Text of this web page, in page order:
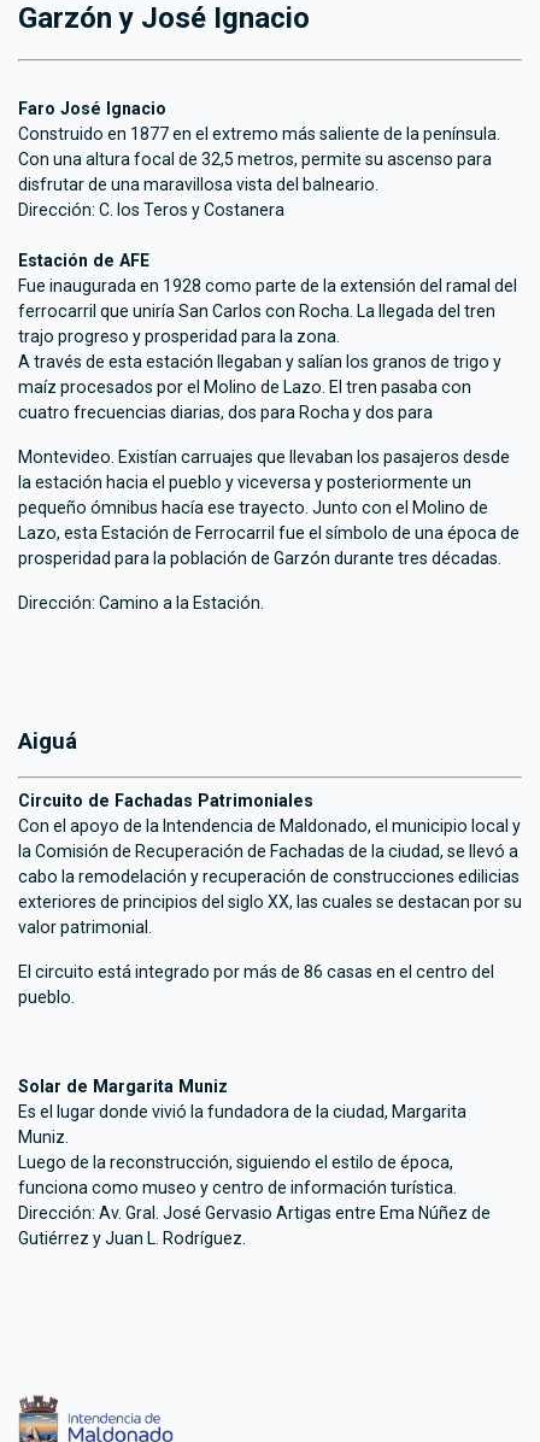
Garzón y José Ignacio
Faro José Ignacio
Construido en 1877 en el extremo más saliente de la península.
Con una altura focal de 32,5 metros, permite su ascenso para
disfrutar de una maravillosa vista del balneario.
Dirección: C. los Teros y Costanera
Estación de AFE
Fue inaugurada en 1928 como parte de la extensión del ramal del
ferrocarril que uniría San Carlos con Rocha. La llegada del tren
trajo progreso y prosperidad para la zona.
A través de esta estación llegaban y salían los granos de trigo y
maíz procesados por el Molino de Lazo. El tren pasaba con
cuatro frecuencias diarias, dos para Rocha y dos para
Montevideo. Existían carruajes que llevaban los pasajeros desde
la estación hacia el pueblo y viceversa y posteriormente un
pequeño ómnibus hacía ese trayecto. Junto con el Molino de
Lazo, esta Estación de Ferrocarril fue el símbolo de una época de
prosperidad para la población de Garzón durante tres décadas.
Dirección: Camino a la Estación.
Aiguá
Circuito de Fachadas Patrimoniales
Con el apoyo de la Intendencia de Maldonado, el municipio local y
la Comisión de Recuperación de Fachadas de la ciudad, se llevó a
cabo la remodelación y recuperación de construcciones edilicias
exteriores de principios del siglo XX, las cuales se destacan por su
valor patrimonial.
El circuito está integrado por más de 86 casas en el centro del
pueblo.
Solar de Margarita Muniz
Es el lugar donde vivió la fundadora de la ciudad, Margarita
Muniz.
Luego de la reconstrucción, siguiendo el estilo de época,
funciona como museo y centro de información turística.
Dirección: Av. Gral. José Gervasio Artigas entre Ema Núñez de
Gutiérrez y Juan L. Rodríguez.